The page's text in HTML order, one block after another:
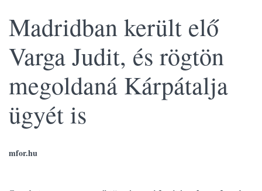
Madridban került elő
Varga Judit, és rögtön
megoldaná Kárpátalja
ügyét is
mfor.hu